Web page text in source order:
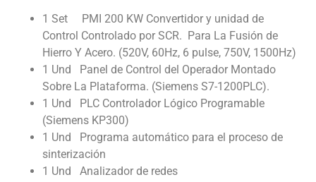
1 Set PMI 200 KW Convertidor y unidad de
Control Controlado por SCR. Para La Fusión de
Hierro Y Acero. (520V, 60Hz, 6 pulse, 750V, 1500Hz)
1 Und Panel de Control del Operador Montado
Sobre La Plataforma. (Siemens S7-1200PLC).
1 Und PLC Controlador Lógico Programable
(Siemens KP300)
1 Und Programa automático para el proceso de
sinterización
1 Und Analizador de redes